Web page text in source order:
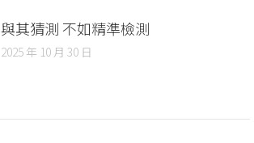
與其猜測 不如精準檢測
2025 年 10 月 30 日